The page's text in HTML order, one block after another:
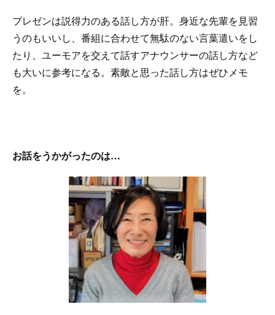
プレゼンは説得力のある話し方が肝。身近な先輩を見習
うのもいいし、番組に合わせて無駄のない言葉遣いをし
たり、ユーモアを交えて話すアナウンサーの話し方など
も大いに参考になる。素敵と思った話し方はぜひメモ
を。
お話をうかがったのは…